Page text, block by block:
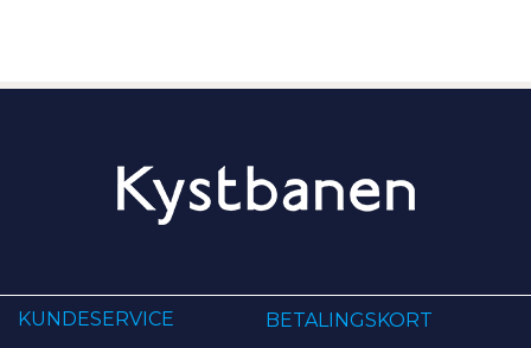
KUNDESERVICE BETALINGSKORT